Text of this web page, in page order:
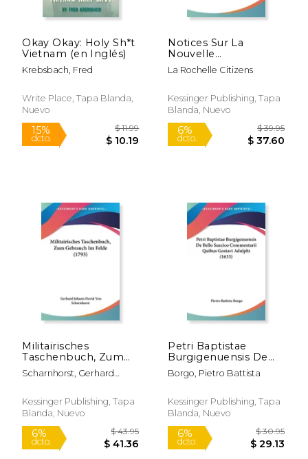
15% 15%
15% 12%
dcto.
Okay Okay: Holy Sh*t
Vietnam (en Inglés)
Krebsbach, Fred
Write Place, Tapa Blanda,
Nuevo
Notices Sur La
Nouvelle
Nomenclature Des
Rues De La Rochelle
La Rochelle Citizens
Kessinger Publishing, Tapa
Blanda, Nuevo
Militairisches
Taschenbuch, Zum
Gebrauch Im Felde
(1793) (en Alemán)
Scharnhorst, Gerhard
Kessinger Publishing, Tapa
Blanda, Nuevo
Petri Baptistae
Burgigenuensis De
Bello Suecico
Commentarii Quibus
(en Latin)
Borgo, Pietro Battista
Kessinger Publishing, Tapa
Blanda, Nuevo